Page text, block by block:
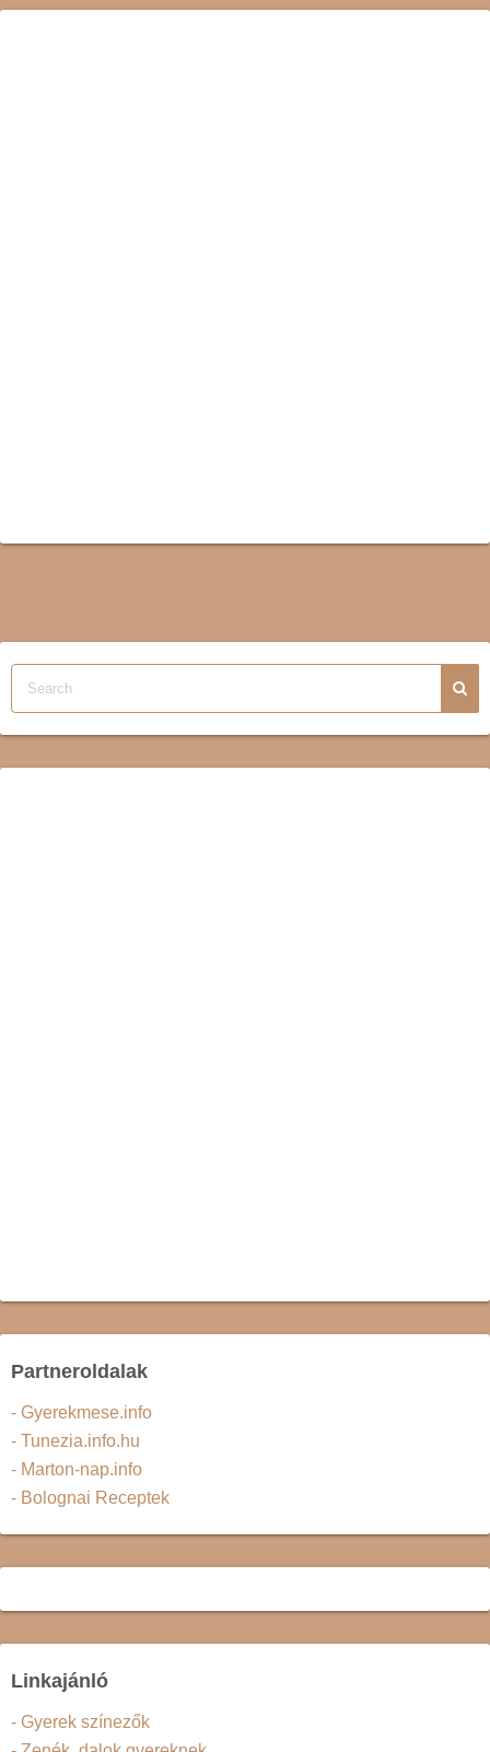
Partneroldalak
- Gyerekmese.info
- Tunezia.info.hu
- Marton-nap.info
- Bolognai Receptek
Linkajánló
- Gyerek színezők